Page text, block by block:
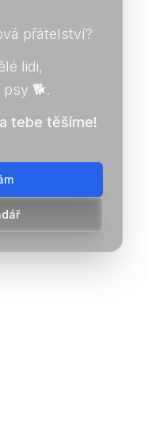
přátelství?
lidi,
🐕.
tebe těšíme!